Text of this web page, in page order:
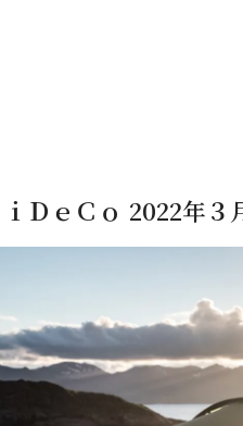
ｉＤｅＣｏ 2022年